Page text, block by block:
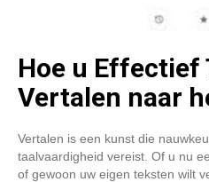
Hoe u Effectief
Vertalen naar
Vertalen is een kunst die
taalvaardigheid vereist. Of u nu
of gewoon uw eigen teksten wilt